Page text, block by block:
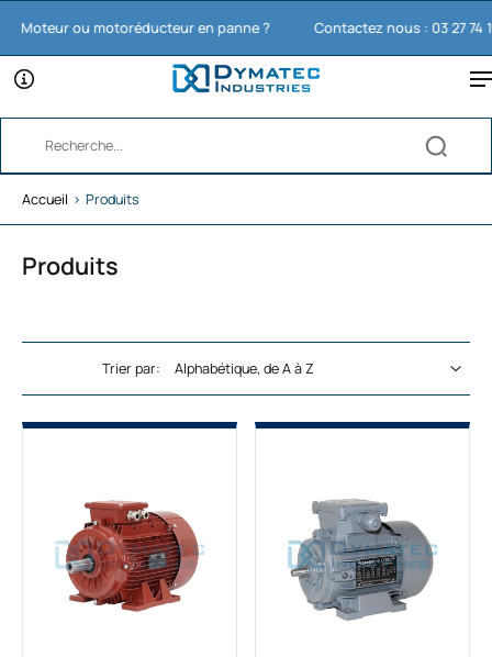
ou motoréducteur en panne ? Contactez nous : 03 27 74 11 65
Accueil › Produits
Produits
Trier par: